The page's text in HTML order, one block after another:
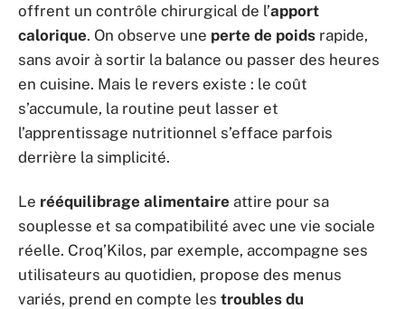
offrent un contrôle chirurgical de l’apport
calorique. On observe une perte de poids rapide,
sans avoir à sortir la balance ou passer des heures
en cuisine. Mais le revers existe : le coût
s’accumule, la routine peut lasser et
l’apprentissage nutritionnel s’efface parfois
derrière la simplicité.
Le rééquilibrage alimentaire attire pour sa
souplesse et sa compatibilité avec une vie sociale
réelle. Croq’Kilos, par exemple, accompagne ses
utilisateurs au quotidien, propose des menus
variés, prend en compte les troubles du